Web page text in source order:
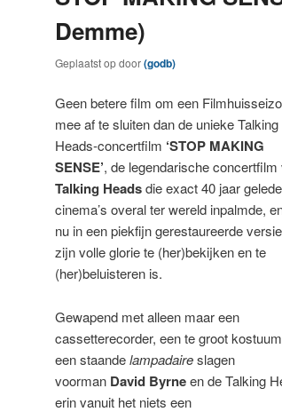
Demme)
Geplaatst opdoor(godb)
Geen betere film om een
mee af te sluiten dan de unieke Talking
Heads-concertfilm ‘STOP MAKING
SENSE’, de legendarische concertfilm
Talking Headsdie exact 40 jaar
cinema’s overal ter wereld inpalmde,
nu in een piekfijn gerestaureerde
zijn volle glorie te (her)bekijken en te
(her)beluisteren is.
Gewapend met alleen maar een
cassetterecorder, een te groot
een staandelampadaireslagen
voorman David Byrneen de Talking
erin vanuit het niets een